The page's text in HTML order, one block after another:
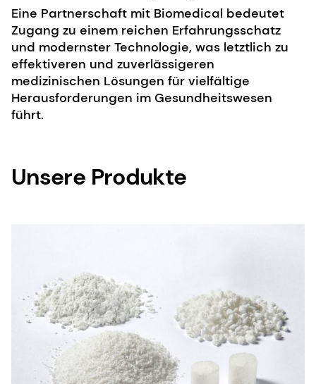
Eine Partnerschaft mit Biomedical bedeutet
Zugang zu einem reichen Erfahrungsschatz
und modernster Technologie, was letztlich zu
effektiveren und zuverlässigeren
medizinischen Lösungen für vielfältige
Herausforderungen im Gesundheitswesen
führt.
Unsere Produkte